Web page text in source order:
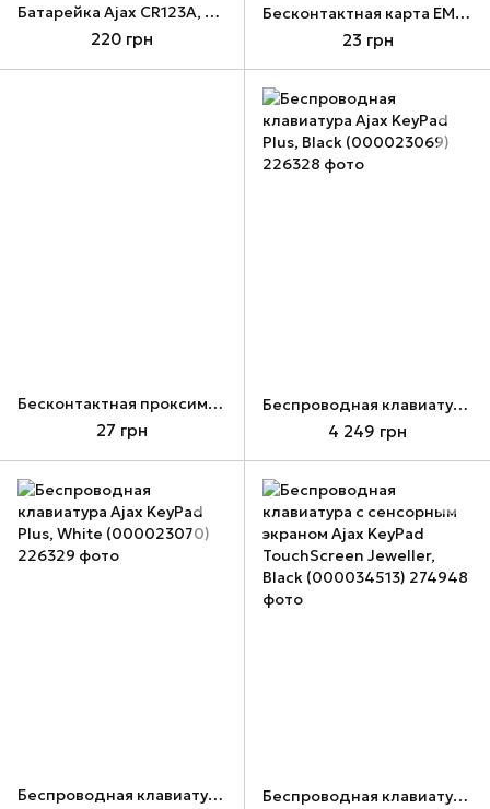
Батарейка Ajax CR123A, 3V, 1600mah
220 грн
Бесконтактная карта ЕМ-06 print EM-Marine
23 грн
Бесконтактная проксимити карта MiFare card (К2)
27 грн
Беспроводная клавиатура Ajax KeyPad Plus, Black (000023069)
4 249 грн
Беспроводная клавиатура Ajax KeyPad Plus, White (000023070) Беспроводная клавиатура с сенсорным экраном Ajax KeyPad TouchScreen Jeweller, Black (000034513)